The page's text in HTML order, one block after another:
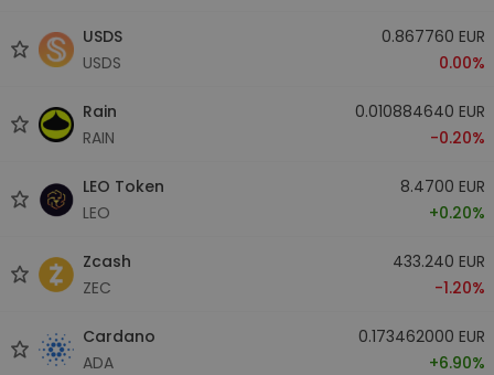
USDS
USDS
0.867760 EUR
0.00%
Rain
RAIN
0.010884640 EUR
-0.20%
LEO Token
LEO
8.4700 EUR
+0.20%
Zcash
ZEC
433.240 EUR
-1.20%
Cardano
ADA
0.173462000 EUR
+6.90%